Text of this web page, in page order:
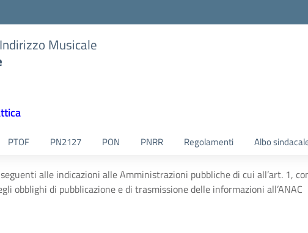
Musicale
PTOF PN2127 PON PNRR Regolamenti Albo
alle indicazioni alle Amministrazioni pubbliche di cui all’art. 1,
obblighi di pubblicazione e di trasmissione delle informazioni all’ANAC